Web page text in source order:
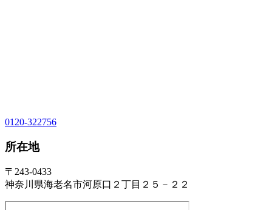
0120-322756
所在地
〒243-0433
神奈川県海老名市河原口２丁目２５－２２